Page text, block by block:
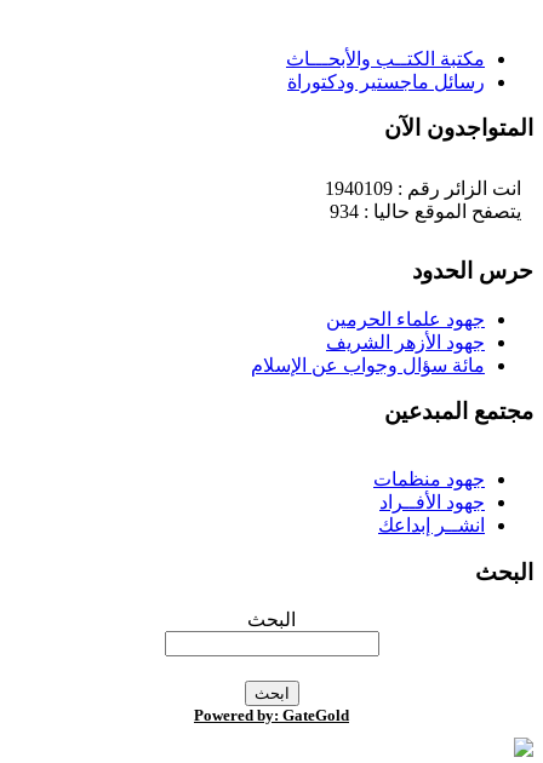
مكتبة الكتــب والأبحـــاث
رسائل ماجستير ودكتوراة
الآن
انت الزائر رقم : 1940109
يتصفح الموقع حاليا : 934
الحدود
جهود علماء الحرمين
جهود الأزهر الشريف
مائة سؤال وجواب عن الإسلام
المبدعين
جهود منظمات
جهود الأفــراد
انشــر إبداعك
البحث
Powered by: GateGold